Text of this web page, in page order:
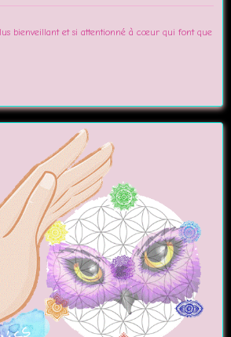
bienveillant et si attentionné à cœur qui font que